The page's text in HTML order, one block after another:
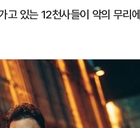
있는 12천사들이 악의 무리